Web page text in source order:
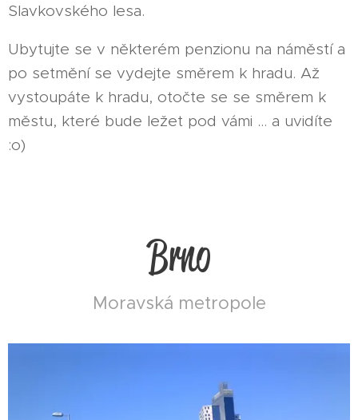
Slavkovského lesa.
Ubytujte se v některém penzionu na náměstí a
po setmění se vydejte směrem k hradu. Až
vystoupáte k hradu, otočte se se směrem k
městu, které bude ležet pod vámi ... a uvidíte
:o)
Brno
Moravská metropole